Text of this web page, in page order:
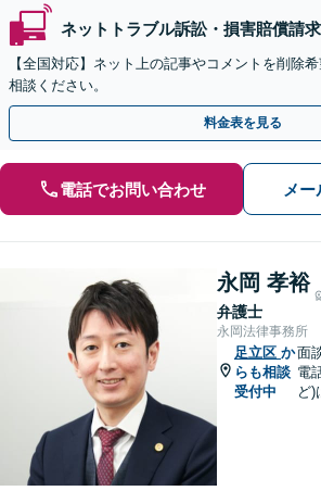
ネットトラブル訴訟・損害賠償請求
【全国対応】ネット上の記事やコメントを削除
相談ください。
料金表を見る
電話でお問い合わせ メ
永岡 孝裕
弁護士
永岡法律事務所
足立区 か
らも相談
受付中
面
電
ど)